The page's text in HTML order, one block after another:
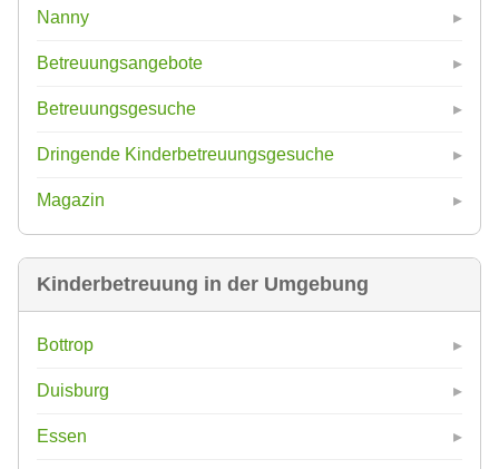
Nanny
Betreuungsangebote
Betreuungsgesuche
Dringende Kinderbetreuungsgesuche
Magazin
Kinderbetreuung in der Umgebung
Bottrop
Duisburg
Essen